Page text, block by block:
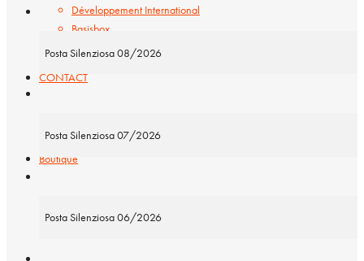
Développement International
Basisbox
CONTACT
Boutique
Charriot
Posta Silenziosa 08/2026
Posta Silenziosa 07/2026
Posta Silenziosa 06/2026